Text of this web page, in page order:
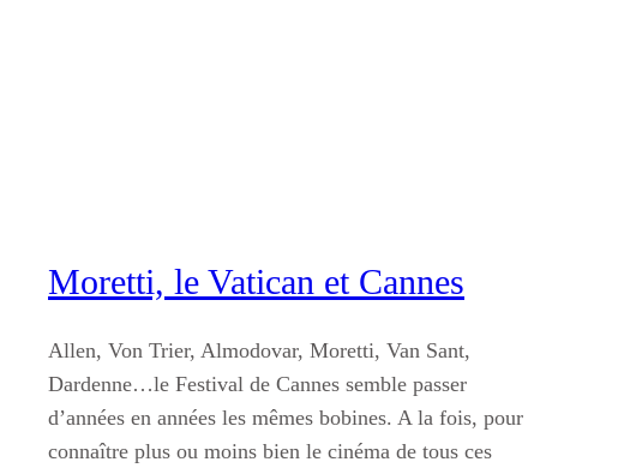
Moretti, le Vatican et Cannes
Allen, Von Trier, Almodovar, Moretti, Van Sant,
Dardenne…le Festival de Cannes semble passer
d’années en années les mêmes bobines. A la fois, pour
connaître plus ou moins bien le cinéma de tous ces